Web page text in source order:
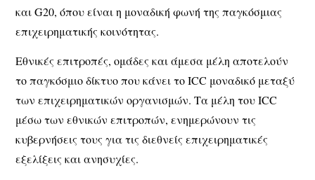
και G20, όπου είναι η μοναδική φωνή της παγκόσμιας
επιχειρηματικής κοινότητας.
Εθνικές επιτροπές, ομάδες και άμεσα μέλη αποτελούν
το παγκόσμιο δίκτυο που κάνει το ICC μοναδικό μεταξύ
των επιχειρηματικών οργανισμών. Τα μέλη του ICC
μέσω των εθνικών επιτροπών, ενημερώνουν τις
κυβερνήσεις τους για τις διεθνείς επιχειρηματικές
εξελίξεις και ανησυχίες.